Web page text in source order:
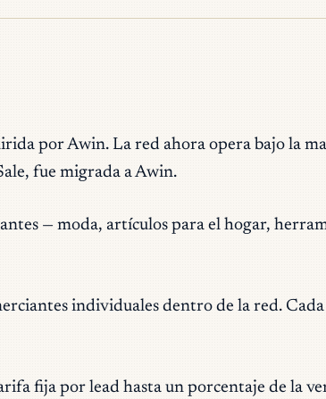
por Awin. La red ahora opera bajo la
fue migrada a Awin.
— moda, artículos para el hogar,
individuales dentro de la red.
fija por lead hasta un porcentaje de la